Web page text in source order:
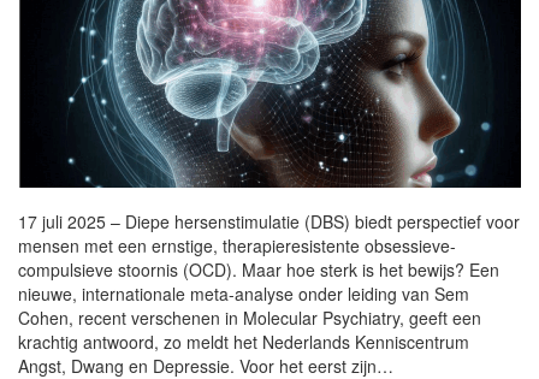
17 juli 2025 – Diepe hersenstimulatie (DBS) biedt perspectief voor
mensen met een ernstige, therapieresistente obsessieve-
compulsieve stoornis (OCD). Maar hoe sterk is het bewijs? Een
nieuwe, internationale meta-analyse onder leiding van Sem
Cohen, recent verschenen in Molecular Psychiatry, geeft een
krachtig antwoord, zo meldt het Nederlands Kenniscentrum
Angst, Dwang en Depressie. Voor het eerst zijn…